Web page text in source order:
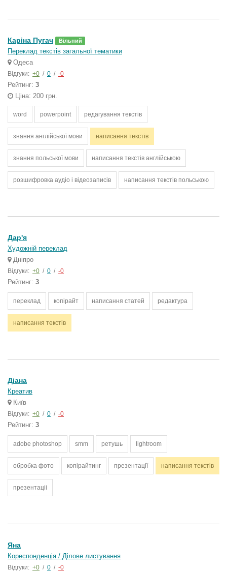
Каріна Пугач Вільний
Переклад текстів загальної тематики
Одеса
Відгуки: +0 / 0 / -0
Рейтинг: 3
Ціна: 200 грн.
word powerpoint редагування текстів
знання англійської мови написання текстів
знання польської мови написання текстів англійською
розшифровка аудіо і відеозаписів написання текстів польською
Дар'я
Художній переклад
Дніпро
Відгуки: +0 / 0 / -0
Рейтинг: 3
переклад копірайт написання статей редактура
написання текстів
Діана
Креатив
Київ
Відгуки: +0 / 0 / -0
Рейтинг: 3
adobe photoshop smm ретушь lightroom
обробка фото копірайтинг презентації написання текстів
презентаціі
Яна
Кореспонденція / Ділове листування
Відгуки: +0 / 0 / -0